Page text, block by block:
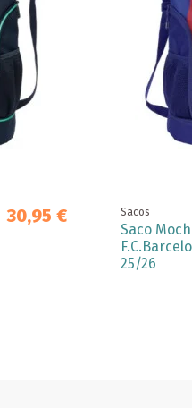
30,95 € Sacos
Saco
25/26